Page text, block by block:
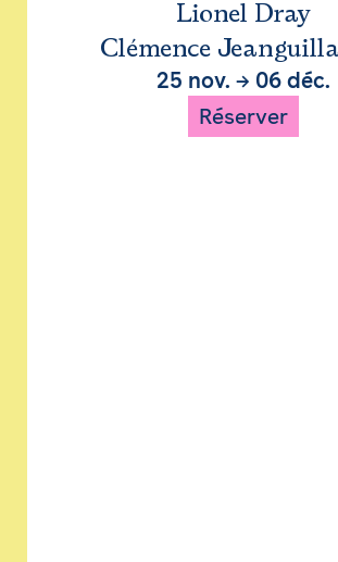
Lionel Dray
Clémence
25 nov. → 06 déc.
Réserver